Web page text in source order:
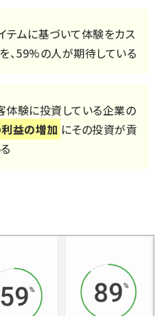
テムに基づいて体験をカス
、59%の人が期待している
体験に投資している企業の
益の増加 にその投資が貢